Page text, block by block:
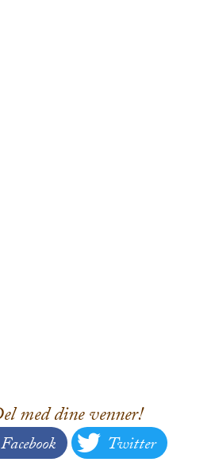
med dine venner!
Facebook Twitter